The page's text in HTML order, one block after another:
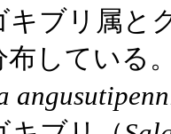
キブリ属と
布している